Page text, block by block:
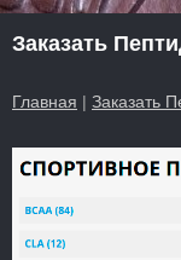
Заказать
Главная | Заказать